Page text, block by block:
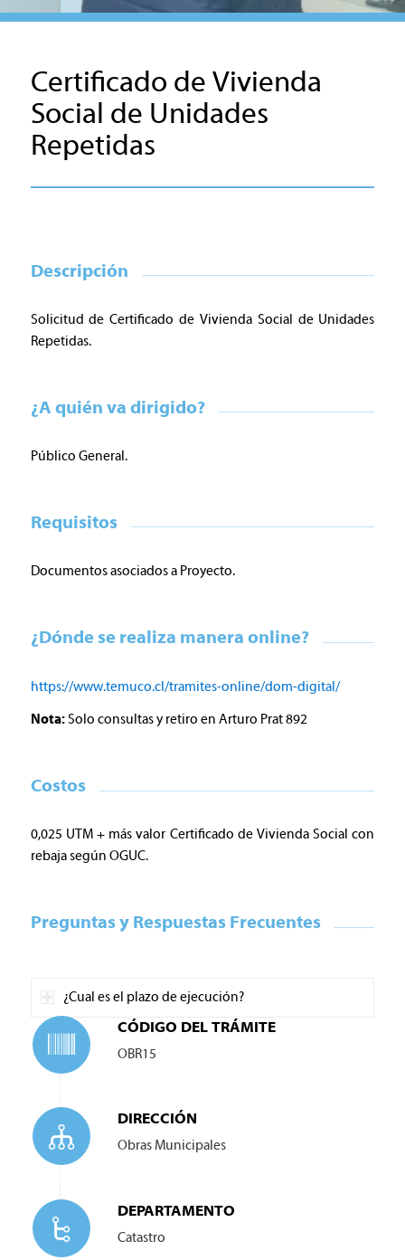
Certificado de Vivienda
Social de Unidades
Repetidas
Descripción
Solicitud deCertificado de Vivienda Social de Unidades
Repetidas.
¿A quién va dirigido?
Público General.
Requisitos
Documentos asociados a Proyecto.
¿Dónde se realiza manera online?
https://www.temuco.cl/tramites-online/dom-digital/
Nota:Solo consultas y retiro en Arturo Prat 892
Costos
0,025 UTM + más valor Certificado de Vivienda Social con
rebaja según OGUC.
Preguntas y Respuestas Frecuentes
¿Cual es el plazo de ejecución?
CÓDIGO DEL TRÁMITE
OBR15
DIRECCIÓN
Obras Municipales
DEPARTAMENTO
Catastro